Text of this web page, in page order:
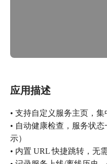
应用描述
• 支持自定义服务主页，
• 自动健康检查，服务状
示）
• 内置 URL 快捷跳转，无